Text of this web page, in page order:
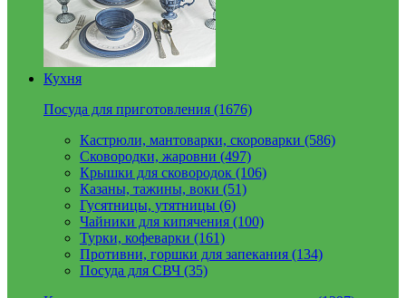
Кухня
Посуда для приготовления (1676)
Кастрюли, мантоварки, скороварки (586)
Сковородки, жаровни (497)
Крышки для сковородок (106)
Казаны, тажины, воки (51)
Гусятницы, утятницы (6)
Чайники для кипячения (100)
Турки, кофеварки (161)
Противни, горшки для запекания (134)
Посуда для СВЧ (35)